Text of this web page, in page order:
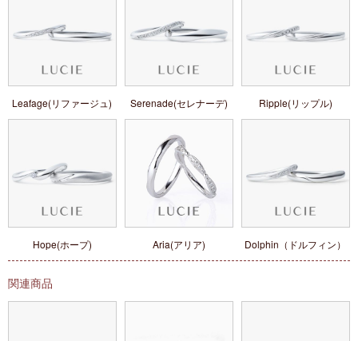
Leafage(リファージュ) Serenade(セレナーデ) Ripple(リップル)
Hope(ホープ) Aria(アリア) Dolphin（ドルフィン）
関連商品